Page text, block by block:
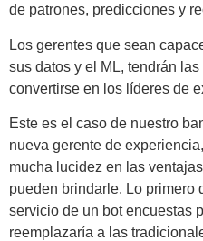
de patrones, predicciones y
Los gerentes que sean
sus datos y el ML, tendrán
convertirse en los líderes de
Este es el caso de nuestro
nueva gerente de experiencia,
mucha lucidez en las
pueden brindarle. Lo primero
servicio de un bot encuestas
reemplazaría a las